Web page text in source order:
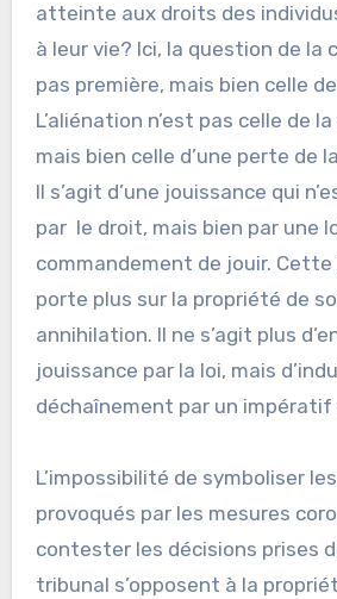
atteinte aux droits des
à leur vie? Ici, la question de la
pas première, mais bien celle
L’aliénation n’est pas celle de
mais bien celle d’une perte de
Il s’agit d’une jouissance qui
par le droit, mais bien par une
commandement de jouir. Cette
porte plus sur la propriété de
annihilation. Il ne s’agit plus
jouissance par la loi, mais
déchaînement par un
L’impossibilité de symboliser
provoqués par les mesures
contester les décisions prises
tribunal s’opposent à la